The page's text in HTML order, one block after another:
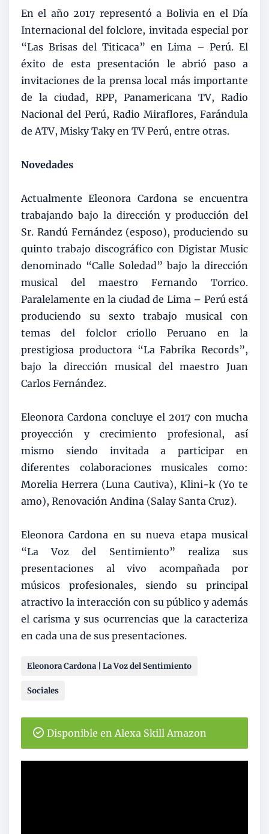
En el año 2017 representó a Bolivia en el Día
Internacional del folclore, invitada especial por
“Las Brisas del Titicaca” en Lima – Perú. El
éxito de esta presentación le abrió paso a
invitaciones de la prensa local más importante
de la ciudad, RPP, Panamericana TV, Radio
Nacional del Perú, Radio Miraflores, Farándula
de ATV, Misky Taky en TV Perú, entre otras.
Novedades
Actualmente Eleonora Cardona se encuentra
trabajando bajo la dirección y producción del
Sr. Randú Fernández (esposo), produciendo su
quinto trabajo discográfico con Digistar Music
denominado “Calle Soledad” bajo la dirección
musical del maestro Fernando Torrico.
Paralelamente en la ciudad de Lima – Perú está
produciendo su sexto trabajo musical con
temas del folclor criollo Peruano en la
prestigiosa productora “La Fabrika Records”,
bajo la dirección musical del maestro Juan
Carlos Fernández.
Eleonora Cardona concluye el 2017 con mucha
proyección y crecimiento profesional, así
mismo siendo invitada a participar en
diferentes colaboraciones musicales como:
Morelia Herrera (Luna Cautiva), Klini-k (Yo te
amo), Renovación Andina (Salay Santa Cruz).
Eleonora Cardona en su nueva etapa musical
“La Voz del Sentimiento” realiza sus
presentaciones al vivo acompañada por
músicos profesionales, siendo su principal
atractivo la interacción con su público y además
el carisma y sus ocurrencias que la caracteriza
en cada una de sus presentaciones.
Eleonora Cardona | La Voz del Sentimiento
Sociales
Disponible en Alexa Skill Amazon